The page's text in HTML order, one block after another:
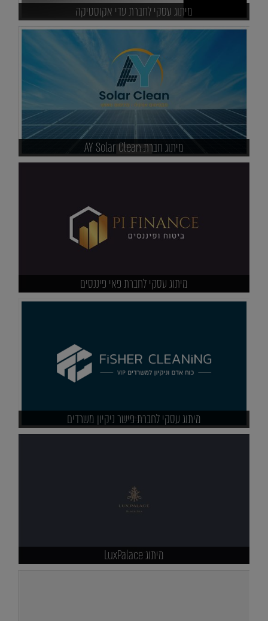
מיתוג עסקי לחברת עדי אקוסטיקה
מיתוג חברת AY Solar Clean
מיתוג עסקי לחברת פאי פיננסים
מיתוג עסקי לחברת פישר ניקיון משרדים
מיתוג LuxPalace